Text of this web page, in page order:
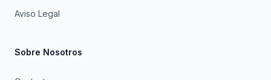
Aviso Legal
Sobre Nosotros